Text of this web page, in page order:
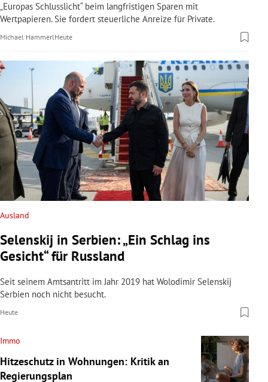
„Europas Schlusslicht“ beim langfristigen Sparen mit
Wertpapieren. Sie fordert steuerliche Anreize für Private.
Michael HammerlHeute
Ausland
Selenskij in Serbien: „Ein Schlag ins
Gesicht“ für Russland
Seit seinem Amtsantritt im Jahr 2019 hat Wolodimir Selenskij
Serbien noch nicht besucht.
Heute
Immo
Hitzeschutz in Wohnungen: Kritik an
Regierungsplan